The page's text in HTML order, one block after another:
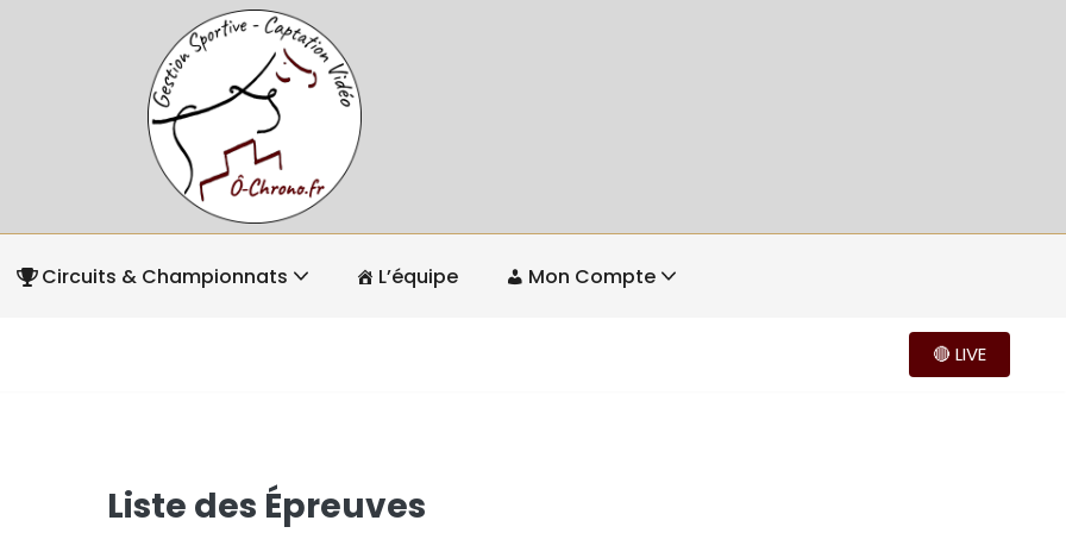
Circuits & Championnats L’équipe Mon Compte
🔴 LIVE
Liste des Épreuves